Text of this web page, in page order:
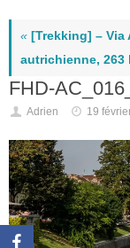
« [Trekking] – Via
autrichienne, 263
FHD-
Adrien 19